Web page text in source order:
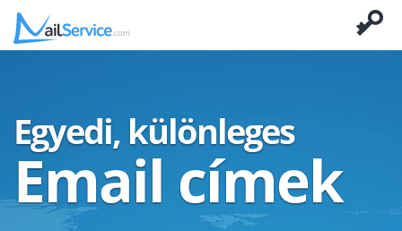
Egyedi, különleges
Email címek